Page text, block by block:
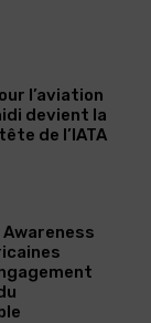
l’aviation
devient la
de l’IATA
Awareness